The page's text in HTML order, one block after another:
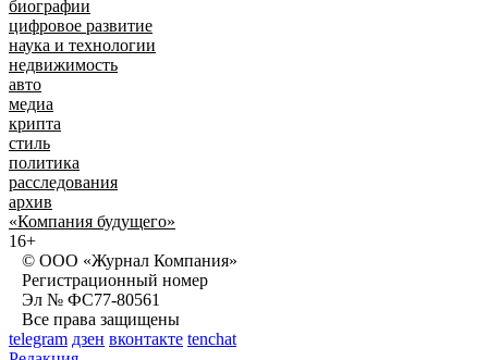
биографии
цифровое развитие
наука и технологии
недвижимость
авто
медиа
крипта
стиль
политика
расследования
архив
«Компания будущего»
16+
© ООО «Журнал Компания»
Регистрационный номер
Эл № ФС77-80561
Все права защищены
telegram дзен вконтакте tenchat